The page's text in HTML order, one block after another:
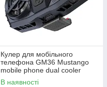
Кулер для мобільного
телефона GM36 Mustango
mobile phone dual cooler
Black
В наявності